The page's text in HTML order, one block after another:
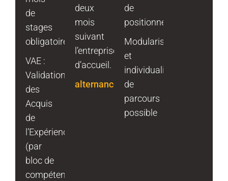
de
stages
obligatoires
VAE :
Validation
des
Acquis
de
l’Expérience
(par
bloc de
compétences)
deux
mois
suivant
l’entreprise
d’accueil.
alternance.emploi.gouv.fr
de
positionnement.
Modularisation
et
individualisation
de
parcours
possible